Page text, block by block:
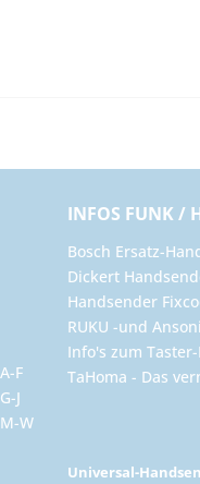
F
J
W
INFOS FUNK /
Bosch Ersatz-
Dickert
Handsender
RUKU -und
Info's zum
TaHoma - Das
Universal-